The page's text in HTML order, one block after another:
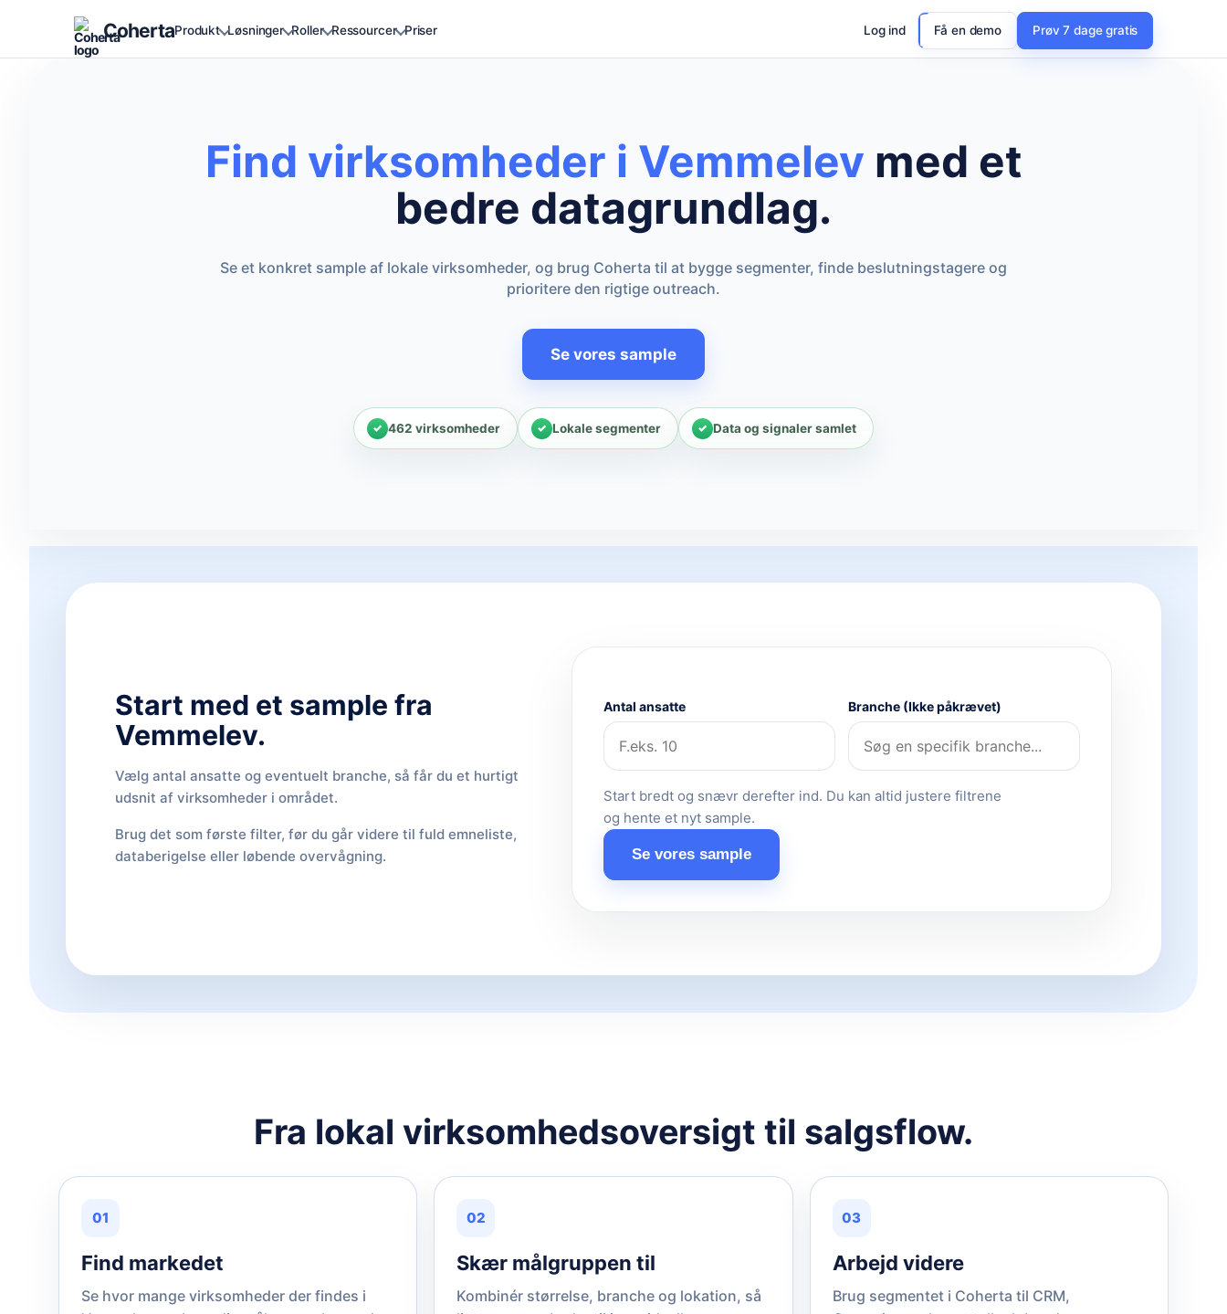
CohertaProdukt Løsninger Roller Ressourcer Priser Log ind Få en demo Prøv 7 dage gratis
Find virksomheder i Vemmelev med et
bedre datagrundlag.
Se et konkret sample af lokale virksomheder, og brug Coherta til at bygge segmenter, finde beslutningstagere og
prioritere den rigtige outreach.
Se vores sample
462 virksomheder Lokale segmenter Data og signaler samlet
Start med et sample fra
Vemmelev.
Vælg antal ansatte og eventuelt branche, så får du et hurtigt
udsnit af virksomheder i området.
Brug det som første filter, før du går videre til fuld emneliste,
databerigelse eller løbende overvågning.
Antal ansatte Branche (Ikke påkrævet)
Start bredt og snævr derefter ind. Du kan altid justere filtrene
og hente et nyt sample.
Se vores sample
Fra lokal virksomhedsoversigt til salgsflow.
01
Find markedet
Se hvor mange virksomheder der findes i
02
Skær målgruppen til
Kombinér størrelse, branche og lokation, så
03
Arbejd videre
Brug segmentet i Coherta til CRM,